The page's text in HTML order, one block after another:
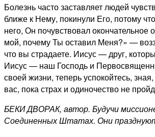
Болезнь часто заставляет людей
ближе к Нему, покинули Его, потому
него, Он почувствовал
мой, почему Ты оставил Меня?» —
что вы страдаете. Иисус — друг,
Иисус — наш Господь и
своей жизни, теперь успокойтесь,
вас, пока страх и одиночество не
БЕКИ ДВОРАК, автор. Будучи
Соединенных Штатах. Они